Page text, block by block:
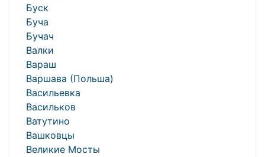
Буск
Буча
Бучач
Валки
Вараш
Варшава (Польша)
Васильевка
Васильков
Ватутино
Вашковцы
Великие Мосты